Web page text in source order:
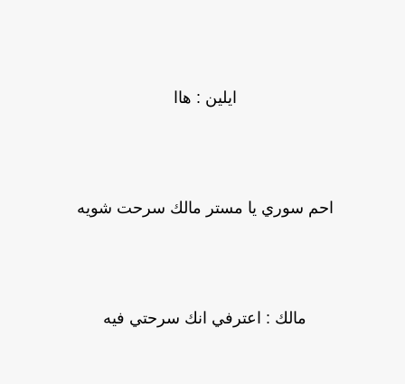
ايلين : هاا
احم سوري يا مستر مالك سرحت شويه
مالك : اعترفي انك سرحتي فيه